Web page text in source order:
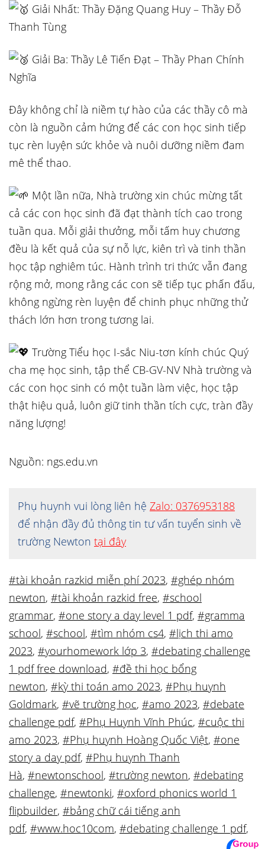
Giải Nhất: Thầy Đặng Quang Huy – Thầy Đỗ
Thanh Tùng
Giải Ba: Thầy Lê Tiến Đạt – Thầy Phan Chính
Nghĩa
Đây không chỉ là niềm tự hào của các thầy cô mà
còn là nguồn cảm hứng để các con học sinh tiếp
tục rèn luyện sức khỏe và nuôi dưỡng niềm đam
mê thể thao.
Một lần nữa, Nhà trường xin chúc mừng tất
cả các con học sinh đã đạt thành tích cao trong
tuần qua. Mỗi giải thưởng, mỗi tấm huy chương
đều là kết quả của sự nỗ lực, kiên trì và tinh thần
học tập nghiêm túc. Hành trình tri thức vẫn đang
rộng mở, mong rằng các con sẽ tiếp tục phấn đấu,
không ngừng rèn luyện để chinh phục những thử
thách lớn hơn trong tương lai.
Trường Tiểu học I-sắc Niu-tơn kính chúc Quý
cha mẹ học sinh, tập thể CB-GV-NV Nhà trường và
các con học sinh có một tuần làm việc, học tập
thật hiệu quả, luôn giữ tinh thần tích cực, tràn đầy
năng lượng!
Nguồn: ngs.edu.vn
Phụ huynh vui lòng liên hệ Zalo: 0376953188
để nhận đầy đủ thông tin tư vấn tuyển sinh về
trường Newton tại đây
#tài khoản razkid miễn phí 2023, #ghép nhóm
newton, #tài khoản razkid free, #school
grammar, #one story a day level 1 pdf, #gramma
school, #school, #tìm nhóm cs4, #lịch thi amo
2023, #yourhomework lớp 3, #debating challenge
1 pdf free download, #đề thi học bổng
newton, #kỳ thi toán amo 2023, #Phụ huynh
Goldmark, #vẽ trường học, #amo 2023, #debate
challenge pdf, #Phụ Huynh Vĩnh Phúc, #cuộc thi
amo 2023, #Phụ huynh Hoàng Quốc Việt, #one
story a day pdf, #Phụ huynh Thanh
Hà, #newtonschool, #trường newton, #debating
challenge, #newtonki, #oxford phonics world 1
flipbuilder, #bảng chữ cái tiếng anh
pdf, #www.hoc10com, #debating challenge 1 pdf,